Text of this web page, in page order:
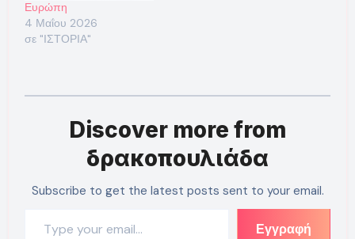
Ευρώπη
4 Μαΐου 2026
σε "ΙΣΤΟΡΙΑ"
Discover more from
δρακοπουλιάδα
Subscribe to get the latest posts sent to your email.
Εγγραφή